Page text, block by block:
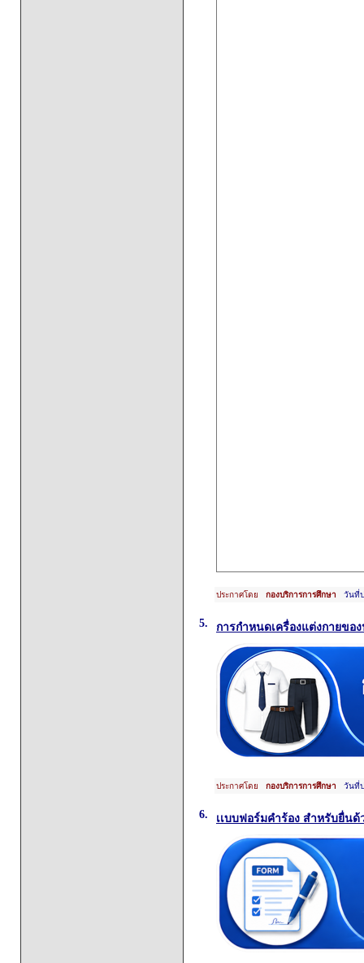
ประกาศโดย กองบริการการศึกษา วันที่ป
5. การกำหนดเครื่องแต่งกายขอ
ประกาศโดย กองบริการการศึกษา วันที่ป
6. เเบบฟอร์มคำร้อง สำหรับยื่นด้